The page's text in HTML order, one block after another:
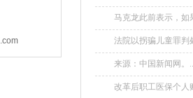
马克龙此前表示，如
复政治进程以期寻找
法院以拐骗儿童罪判
同时判令吴飞龙赔偿
来源：中国新闻网。
改革后职工医保个人